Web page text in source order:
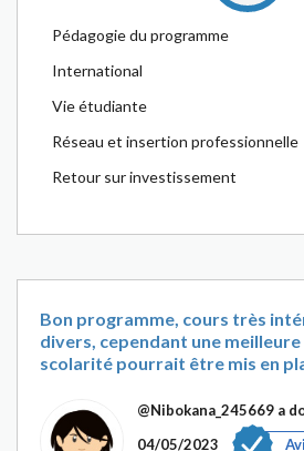
Pédagogie du programme
International
Vie étudiante
Réseau et insertion professionnelle
Retour sur investissement
Bon programme, cours très
divers, cependant une
scolarité pourrait être mis en
@Nibokana_245669 a
04/05/2023